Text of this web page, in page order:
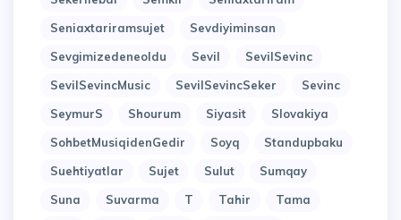
Seniaxtariramsujet
Sevdiyiminsan
Sevgimizedeneoldu
Sevil
SevilSevinc
SevilSevincMusic
SevilSevincSeker
Sevinc
SeymurS
Shourum Siyasit
Slovakiya
SohbetMusiqidenGedir
Soyq
Standupbaku
Suehtiyatlar
Sujet Sulut
Sumqay
Suna
Suvarma T Tahir
Tama